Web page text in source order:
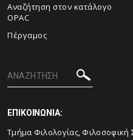
Αναζήτηση στον κατάλογο
OPAC
Πέργαμος
ΕΠΙΚΟΙΝΩΝΙΑ:
Tμήμα Φιλολογίας,